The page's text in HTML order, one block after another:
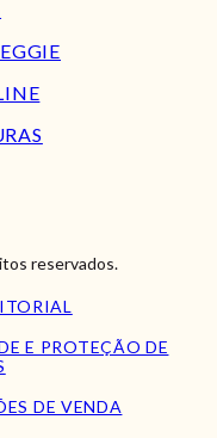
reservados.
E PROTEÇÃO DE
DE VENDA